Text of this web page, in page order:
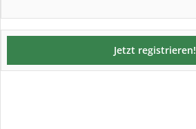
Jetzt registrieren!